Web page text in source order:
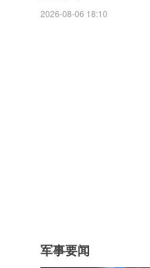
2026-08-06 18:10
军事要闻